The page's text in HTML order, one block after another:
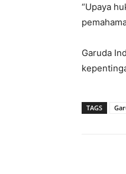
“Upaya
Garuda
TAGS